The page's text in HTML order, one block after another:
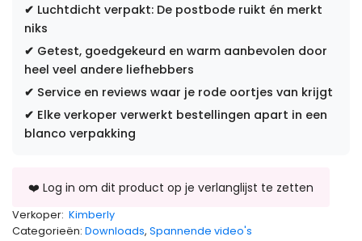
✔ Luchtdicht verpakt: De postbode ruikt én merkt
niks
✔ Getest, goedgekeurd en warm aanbevolen door
heel veel andere liefhebbers
✔ Service en reviews waar je rode oortjes van krijgt
✔ Elke verkoper verwerkt bestellingen apart in een
blanco verpakking
Verkoper: Kimberly
Categorieën: Downloads, Spannende video's